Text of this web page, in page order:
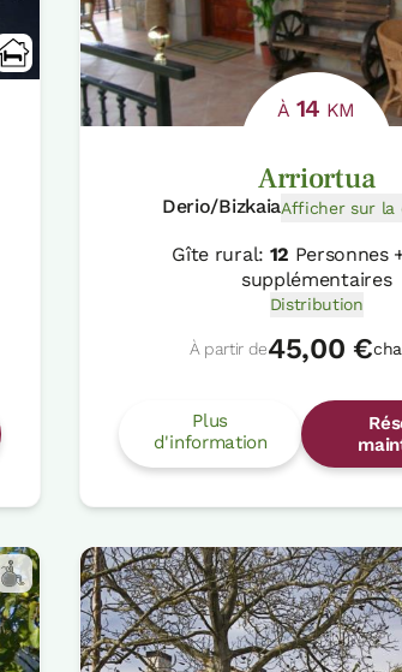
À 14 KM
Arriortua
Derio/BizkaiaAfficher sur la
Gîte rural: 12 Personnes
supplémentaires
Distribution
À partir de45,00 €
Plus
d'information